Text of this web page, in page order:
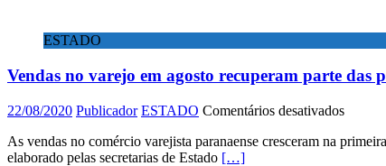
ESTADO
Vendas no varejo em agosto recuperam parte das
22/08/2020 Publicador ESTADO Comentários desativadosem
no
As vendas no comércio varejista paranaense cresceram na
elaborado pelas secretarias de Estado […]